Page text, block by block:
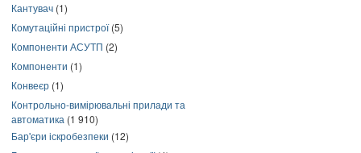
Кантувач (1)
Комутаційні пристрої(5)
Компоненти АСУТП (2)
Компоненти (1)
Конвеєр (1)
Контрольно-вимірювальні прилади та
автоматика (1 910)
Бар'єри іскробезпеки (12)